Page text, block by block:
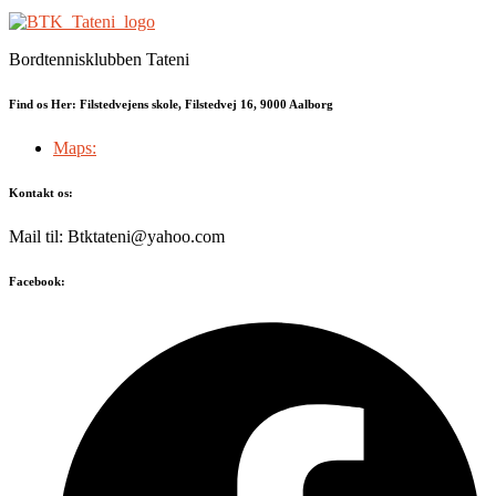
Bordtennisklubben Tateni
Find os Her: Filstedvejens skole, Filstedvej 16, 9000 Aalborg
Maps:
Kontakt os:
Mail til: Btktateni@yahoo.com
Facebook: